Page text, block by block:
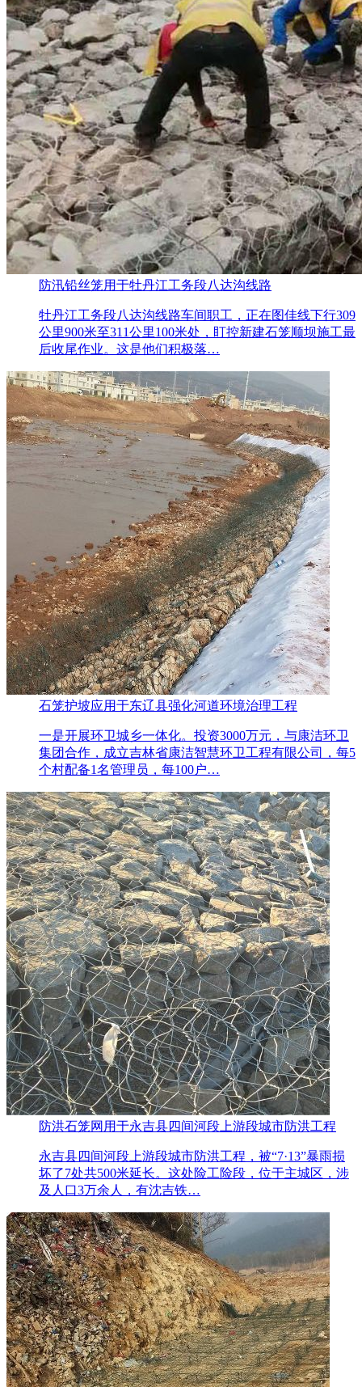
防汛铅丝笼用于牡丹江工务段八达沟线路
牡丹江工务段八达沟线路车间职工，正在图佳线下行309
公里900米至311公里100米处，盯控新建石笼顺坝施工最
后收尾作业。这是他们积极落…
石笼护坡应用于东辽县强化河道环境治理工程
一是开展环卫城乡一体化。投资3000万元，与康洁环卫
集团合作，成立吉林省康洁智慧环卫工程有限公司，每5
个村配备1名管理员，每100户…
防洪石笼网用于永吉县四间河段上游段城市防洪工程
永吉县四间河段上游段城市防洪工程，被“7·13”暴雨损
坏了7处共500米延长。这处险工险段，位于主城区，涉
及人口3万余人，有沈吉铁…